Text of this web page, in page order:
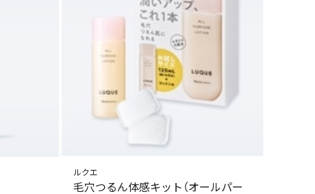
ルクエ
毛穴つるん体感キット（オールパー